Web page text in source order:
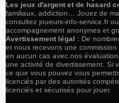
Les jeux d'argent et de hasard
familiaux, addiction… Jouez de
consultez joueurs-info-service.fr
accompagnement anonymes et
Avertissement légal : De
et nous recevons une commission
en aucun cas avec nos
une activité de divertissement. Si
ce que vous pouvez vous
licenciés par des autorités
licenciés et sécurisés pour jouer.